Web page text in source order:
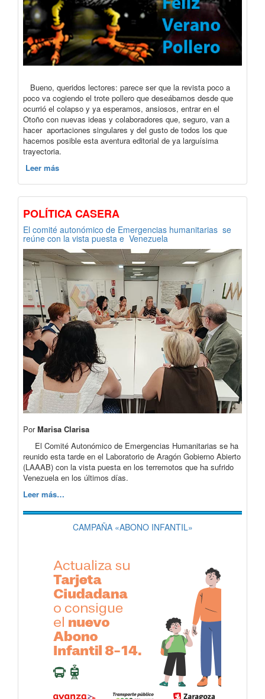
Bueno, queridos lectores: parece ser que la revista poco a
poco va cogiendo el trote pollero que deseábamos desde que
ocurrió el colapso y ya esperamos, ansiosos, entrar en el
Otoño con nuevas ideas y colaboradores que, seguro, van a
hacer aportaciones singulares y del gusto de todos los que
hacemos posible esta aventura editorial de ya larguísima
trayectoria.
Leer más
POLÍTICA CASERA
El comité autonómico de Emergencias humanitarias se
reúne con la vista puesta e Venezuela
PorMarisa Clarisa
El Comité Autonómico de Emergencias Humanitarias se ha
reunido esta tarde en el Laboratorio de Aragón Gobierno Abierto
(LAAAB) con la vista puesta en los terremotos que ha sufrido
Venezuela en los últimos días.
Leer más…
CAMPAÑA «ABONO INFANTIL»